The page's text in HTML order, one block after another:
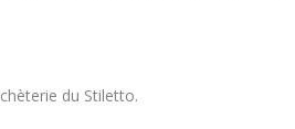
du Stiletto.